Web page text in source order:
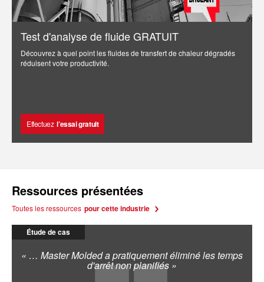
Test d'analyse de fluide GRATUIT
Découvrez à quel point les fluides de transfert de chaleur dégradés
réduisent votre productivité.
Effectuez l’essai gratuit
Ressources présentées
Toutes les ressources pour cette industrie
Étude de cas
« … Master Molded a pratiquement éliminé les temps
d'arrêt non planifiés »